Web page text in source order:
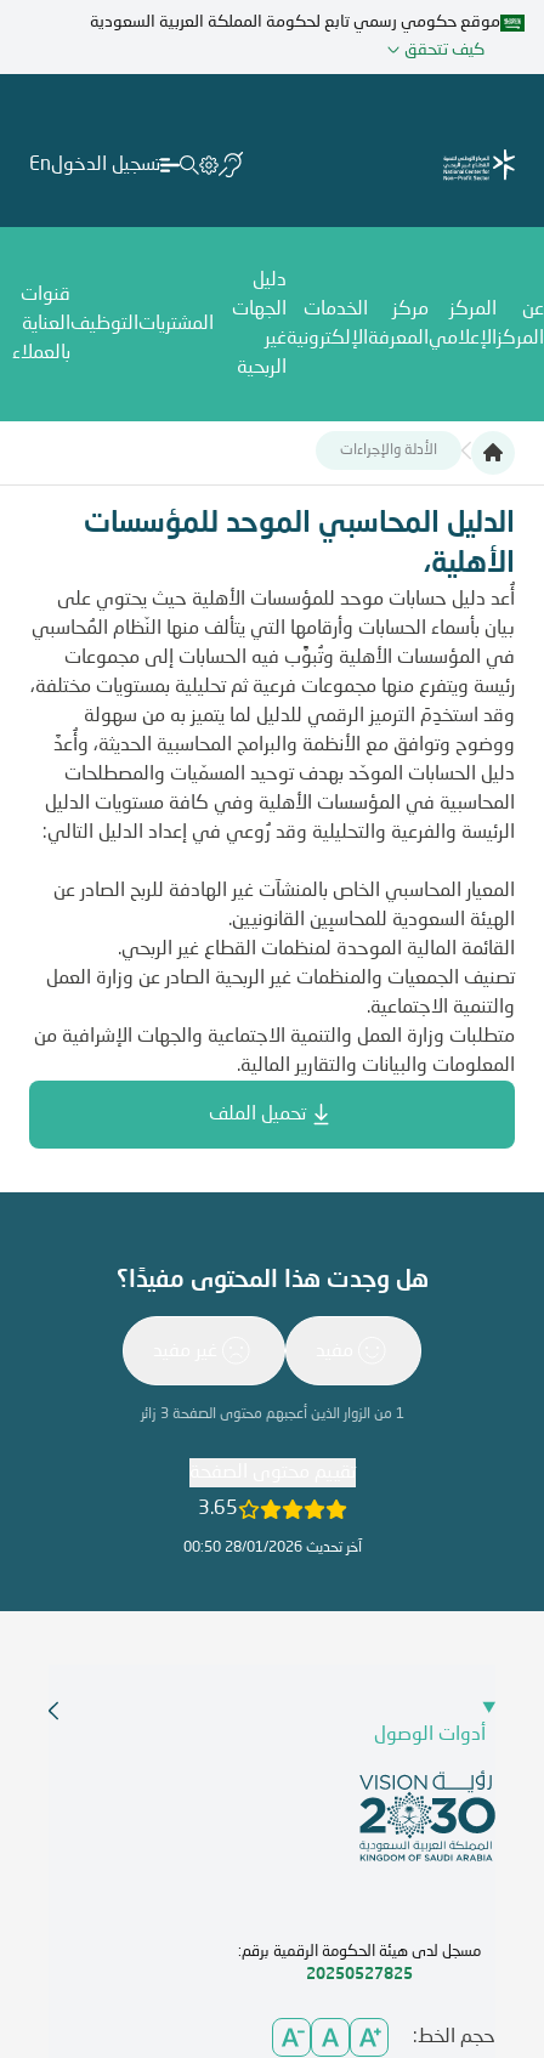
تجاوز
المحتوى
موقع حكومي رسمي تابع لحكومة المملكة العربية السعودية
كيف تتحقق
تسجيل الدخولEn
عن
المركز
المركز
الإعلامي
مركز
المعرفة
الخدمات
الإلكترونية
دليل
الجهات
غير
الربحية
المشتريات التوظيف
قنوات
العناية
بالعملاء
الأدلة والإجراءات
الدليل المحاسبي الموحد للمؤسسات الأهلية،
الدليل المحاسبي الموحد للمؤسسات
الأهلية،
أُعد دليل حسابات موحد للمؤسسات الأهلية حيث يحتوي على
بيان بأسماء الحسابات وأرقامها التي يتألف منها النّظام المُحاسبي
في المؤسسات الأهلية وتُبوًّب فيه الحسابات إلى مجموعات
رئيسة ويتفرع منها مجموعات فرعية ثم تحليلية بمستويات مختلفة،
وقد استخدِمَ الترميز الرقمي للدليل لما يتميز به من سهولة
ووضوح وتوافق مع الأنظمة والبرامج المحاسبية الحديثة، وأُعدَّ
دليل الحسابات الموحّد بهدف توحيد المسمّيات والمصطلحات
المحاسبية في المؤسسات الأهلية وفي كافة مستويات الدليل
الرئيسة والفرعية والتحليلية وقد رُوعي في إعداد الدليل التالي:
المعيار المحاسبي الخاص بالمنشآت غير الهادفة للربح الصادر عن
الهيئة السعودية للمحاسبِين القانونيين.
القائمة المالية الموحدة لمنظمات القطاع غير الربحي.
تصنيف الجمعيات والمنظمات غير الربحية الصادر عن وزارة العمل
والتنمية الاجتماعية.
متطلبات وزارة العمل والتنمية الاجتماعية والجهات الإشرافية من
المعلومات والبيانات والتقارير المالية.
تحميل الملف
هل وجدت هذا المحتوى مفيدًا؟
1 من الزوار الذين أعجبهم محتوى الصفحة3 زائر
3.65
آخر تحديث 28/01/2026 00:50
أدوات الوصول
مسجل لدى هيئة الحكومة الرقمية برقم:
20250527825
حجم الخط: